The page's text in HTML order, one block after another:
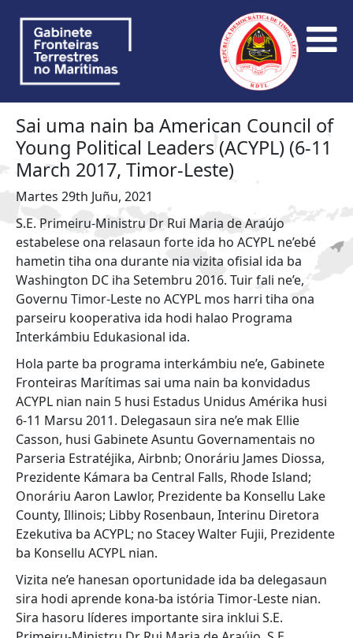
Sai uma nain ba American Council of
Young Political Leaders (ACYPL) (6-11
March 2017, Timor-Leste)
Martes 29th Juñu, 2021
S.E. Primeiru-Ministru Dr Rui Maria de Araújo
estabelese ona relasaun forte ida ho ACYPL ne’ebé
hametin tiha ona durante nia vizita ofisial ida ba
Washington DC iha Setembru 2016. Tuir fali ne’e,
Governu Timor-Leste no ACYPL mos harri tiha ona
parseiru kooperativa ida hodi halao Programa
Interkámbiu Edukasional ida.
Hola parte ba programa interkámbiu ne’e, Gabinete
Fronteiras Marítimas sai uma nain ba konvidadus
ACYPL nian nain 5 husi Estadus Unidus Amérika husi
6-11 Marsu 2011. Delegasaun sira ne’e mak Ellie
Casson, husi Gabinete Asuntu Governamentais no
Parseria Estratéjika, Airbnb; Onoráriu James Diossa,
Prezidente Kámara ba Central Falls, Rhode Island;
Onoráriu Aaron Lawlor, Prezidente ba Konsellu Lake
County, Illinois; Libby Rosenbaun, Interinu Diretora
Ezekutiva ba ACYPL; no Stacey Walter Fujii, Prezidente
ba Konsellu ACYPL nian.
Vizita ne’e hanesan oportunidade ida ba delegasaun
sira hodi aprende kona-ba istória Timor-Leste nian.
Sira hasoru líderes importante sira inklui S.E.